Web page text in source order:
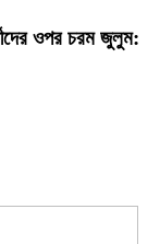
ওপর চরম জুলুম: